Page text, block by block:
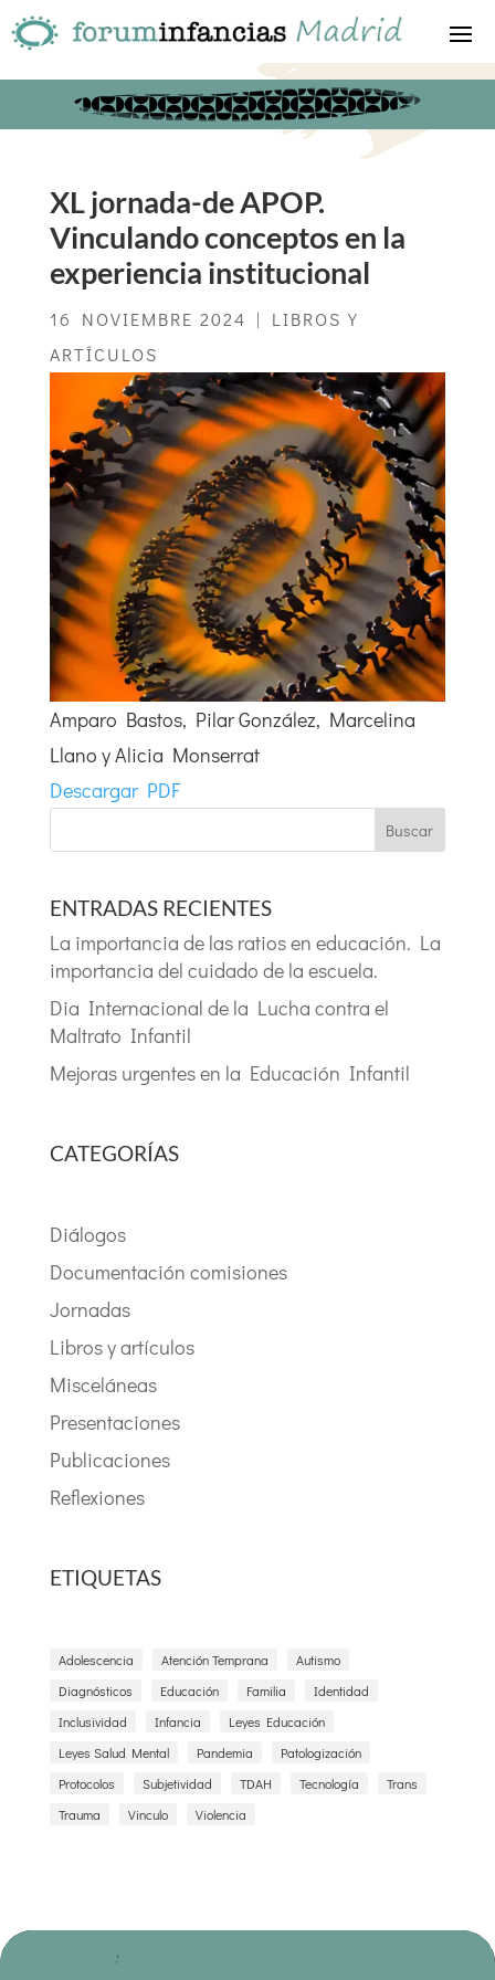
XL jornada-de APOP.
Vinculando conceptos en la
experiencia institucional
16 NOVIEMBRE 2024 | LIBROS Y
ARTÍCULOS
Amparo Bastos, Pilar González, Marcelina
Llano y Alicia Monserrat
Descargar PDF
Buscar
ENTRADAS RECIENTES
La importancia de las ratios en educación. La
importancia del cuidado de la escuela.
Dia Internacional de la Lucha contra el
Maltrato Infantil
Mejoras urgentes en la Educación Infantil
CATEGORÍAS
Diálogos
Documentación comisiones
Jornadas
Libros y artículos
Misceláneas
Presentaciones
Publicaciones
Reflexiones
ETIQUETAS
Adolescencia Atención Temprana
Autismo
Diagnósticos
Educación Familia
Identidad
Inclusividad
Infancia
Leyes Educación
Leyes Salud Mental
Pandemia
Patologización
Protocolos
Subjetividad TDAH Tecnología
Trans
Trauma
Vinculo Violencia